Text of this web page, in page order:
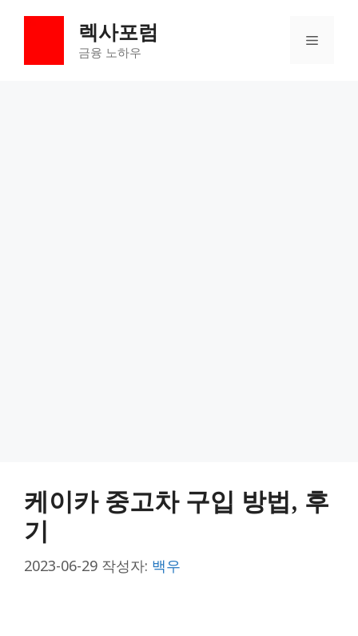
렉사포럼
금융 노하우
메
케이카 중고차 구입 방법, 후
기
2023-06-29 작성자: 백우